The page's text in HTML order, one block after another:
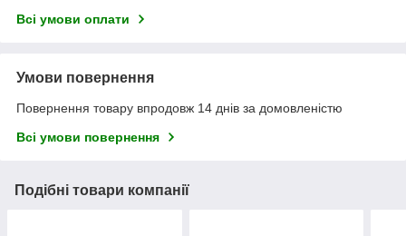
Всі умови оплати
Умови повернення
Повернення товару впродовж 14 днів за домовленістю
Всі умови повернення
Подібні товари компанії